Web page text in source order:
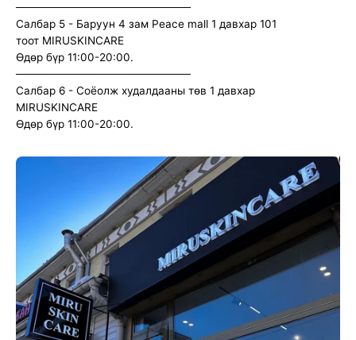
──────────────────────
Салбар 5 - Баруун 4 зам Peace mall 1 давхар 101
тоот MIRUSKINCARE
Өдөр бүр 11:00-20:00.
──────────────────────
Салбар 6 - Соёолж худалдааны төв 1 давхар
MIRUSKINCARE
Өдөр бүр 11:00-20:00.